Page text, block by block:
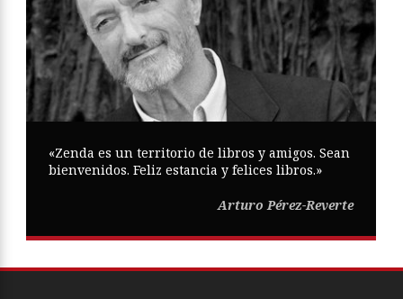
«Zenda es un territorio de libros y amigos. Sean
bienvenidos. Feliz estancia y felices libros.»
Arturo Pérez-Reverte